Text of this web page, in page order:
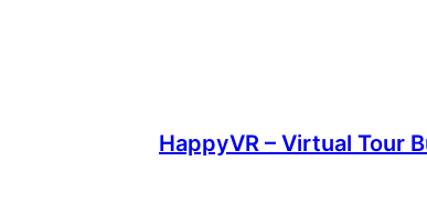
HappyVR – Virtual Tour